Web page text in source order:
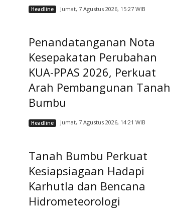
Headline Jumat, 7 Agustus 2026, 15:27 WIB
Penandatanganan Nota
Kesepakatan Perubahan
KUA-PPAS 2026, Perkuat
Arah Pembangunan Tanah
Bumbu
Headline Jumat, 7 Agustus 2026, 14:21 WIB
Tanah Bumbu Perkuat
Kesiapsiagaan Hadapi
Karhutla dan Bencana
Hidrometeorologi